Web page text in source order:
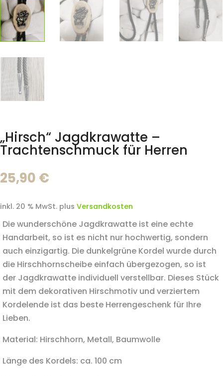
„Hirsch“ Jagdkrawatte –
Trachtenschmuck für Herren
25,90 €
inkl. 20 % MwSt. plus Versandkosten
Die wunderschöne Jagdkrawatte ist eine echte
Handarbeit, so ist es nicht nur hochwertig, sondern
auch einzigartig. Die dunkelgrüne Kordel wurde durch
die Hirschhornscheibe einfach übergezogen, so ist
der Jagdkrawatte individuell verstellbar. Dieses Stück
mit dem dekorativen Hirschmotiv und verziertem
Kordelende ist das beste Herrengeschenk für Ihre
Lieben.
Material: Hirschhorn, Metall, Baumwolle
Länge des Kordels: ca. 100 cm